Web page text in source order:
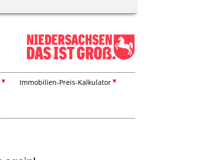
Immobilien-Preis-Kalkulator